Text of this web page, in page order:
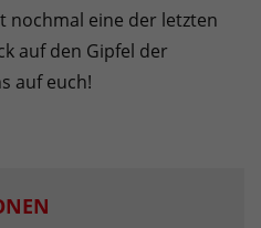
nochmal eine der letzten
auf den Gipfel der
auf euch!